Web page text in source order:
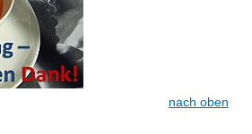
nach oben